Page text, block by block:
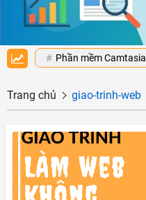
Phần mềm Camtasia
Trang chủ giao-trinh-web